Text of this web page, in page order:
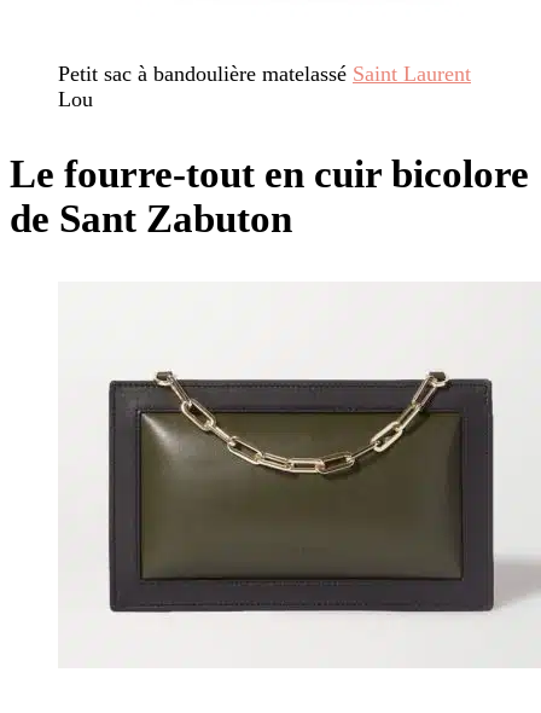
Petit sac à bandoulière matelassé Saint Laurent
Lou
Le fourre-tout en cuir bicolore
de Sant Zabuton